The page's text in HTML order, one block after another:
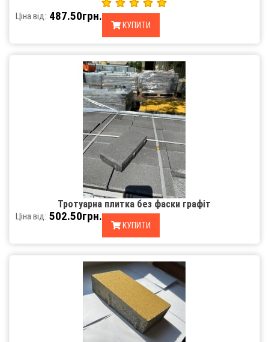
Ціна від: 487.50грн.
КУПИТИ
Тротуарна плитка без фаски графіт
Ціна від: 502.50грн.
КУПИТИ